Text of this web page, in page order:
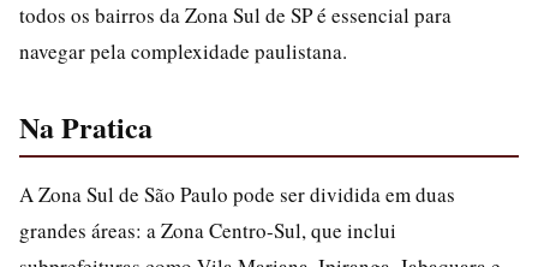
todos os bairros da Zona Sul de SP é essencial para
navegar pela complexidade paulistana.
Na Pratica
A Zona Sul de São Paulo pode ser dividida em duas
grandes áreas: a Zona Centro-Sul, que inclui